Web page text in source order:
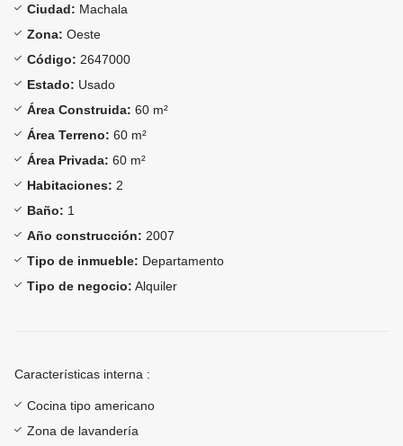
Ciudad: Machala
Zona: Oeste
Código: 2647000
Estado: Usado
Área Construida: 60 m²
Área Terreno: 60 m²
Área Privada: 60 m²
Habitaciones: 2
Baño: 1
Año construcción: 2007
Tipo de inmueble: Departamento
Tipo de negocio: Alquiler
Características interna :
Cocina tipo americano
Zona de lavandería